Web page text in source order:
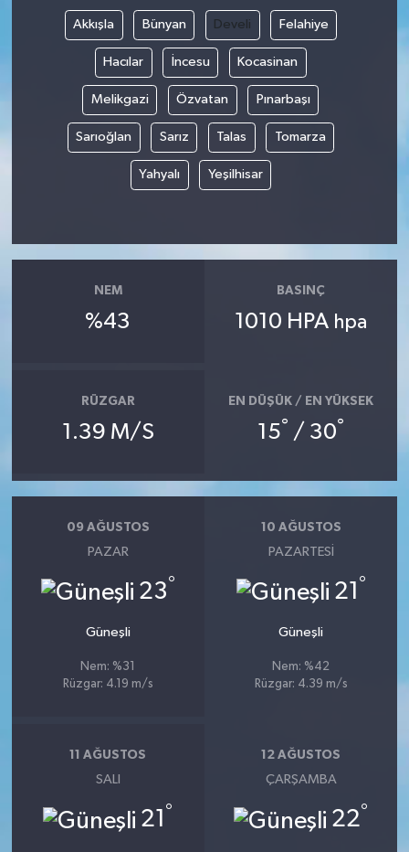
Akkışla Bünyan Develi Felahiye
Hacılar İncesu Kocasinan
Melikgazi Özvatan Pınarbaşı
Sarıoğlan Sarız Talas Tomarza
Yahyalı Yeşilhisar
NEM
%43
BASINÇ
1010 HPA hpa
RÜZGAR
1.39 M/S
EN DÜŞÜK / EN YÜKSEK
15° / 30°
09 AĞUSTOS
PAZAR
23°
Güneşli
Nem: %31
Rüzgar: 4.19 m/s
10 AĞUSTOS
PAZARTESI
21 °
Güneşli
Nem: %42
Rüzgar: 4.39 m/s
11 AĞUSTOS
SALI
21 °
12 AĞUSTOS
ÇARŞAMBA
22°